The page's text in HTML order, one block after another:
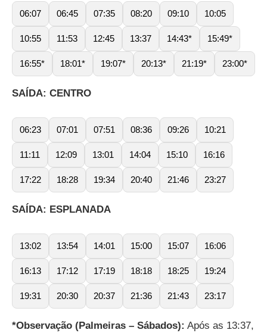
06:07 06:45 07:35 08:20 09:10 10:05
10:55 11:53 12:45 13:37 14:43* 15:49*
16:55* 18:01* 19:07* 20:13* 21:19* 23:00*
SAÍDA: CENTRO
06:23 07:01 07:51 08:36 09:26 10:21
11:11 12:09 13:01 14:04 15:10 16:16
17:22 18:28 19:34 20:40 21:46 23:27
SAÍDA: ESPLANADA
13:02 13:54 14:01 15:00 15:07 16:06
16:13 17:12 17:19 18:18 18:25 19:24
19:31 20:30 20:37 21:36 21:43 23:17
*Observação (Palmeiras – Sábados): Após as 13:37,